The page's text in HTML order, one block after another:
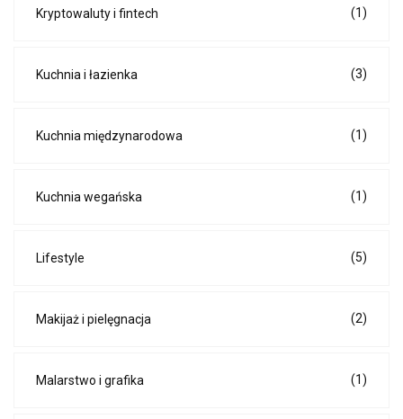
Kryptowaluty i fintech (1)
Kuchnia i łazienka (3)
Kuchnia międzynarodowa (1)
Kuchnia wegańska (1)
Lifestyle (5)
Makijaż i pielęgnacja (2)
Malarstwo i grafika (1)